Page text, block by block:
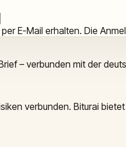
E-Mail erhalten. Die
– verbunden mit der
verbunden. Biturai